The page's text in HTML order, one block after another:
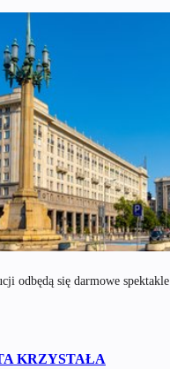
odbędą się darmowe spektakle
KRZYSTAŁA